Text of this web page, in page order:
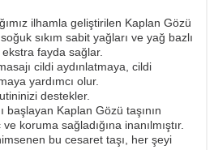
ilhamla geliştirilen Kaplan Gözü
sıkım sabit yağları ve yağ bazlı
ekstra fayda sağlar.
cildi aydınlatmaya, cildi
yardımcı olur.
destekler.
başlayan Kaplan Gözü taşının
koruma sağladığına inanılmıştır.
bu cesaret taşı, her şeyi